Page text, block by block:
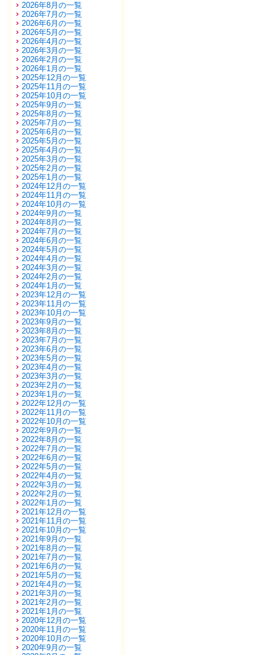
2026年8月の一覧
2026年7月の一覧
2026年6月の一覧
2026年5月の一覧
2026年4月の一覧
2026年3月の一覧
2026年2月の一覧
2026年1月の一覧
2025年12月の一覧
2025年11月の一覧
2025年10月の一覧
2025年9月の一覧
2025年8月の一覧
2025年7月の一覧
2025年6月の一覧
2025年5月の一覧
2025年4月の一覧
2025年3月の一覧
2025年2月の一覧
2025年1月の一覧
2024年12月の一覧
2024年11月の一覧
2024年10月の一覧
2024年9月の一覧
2024年8月の一覧
2024年7月の一覧
2024年6月の一覧
2024年5月の一覧
2024年4月の一覧
2024年3月の一覧
2024年2月の一覧
2024年1月の一覧
2023年12月の一覧
2023年11月の一覧
2023年10月の一覧
2023年9月の一覧
2023年8月の一覧
2023年7月の一覧
2023年6月の一覧
2023年5月の一覧
2023年4月の一覧
2023年3月の一覧
2023年2月の一覧
2023年1月の一覧
2022年12月の一覧
2022年11月の一覧
2022年10月の一覧
2022年9月の一覧
2022年8月の一覧
2022年7月の一覧
2022年6月の一覧
2022年5月の一覧
2022年4月の一覧
2022年3月の一覧
2022年2月の一覧
2022年1月の一覧
2021年12月の一覧
2021年11月の一覧
2021年10月の一覧
2021年9月の一覧
2021年8月の一覧
2021年7月の一覧
2021年6月の一覧
2021年5月の一覧
2021年4月の一覧
2021年3月の一覧
2021年2月の一覧
2021年1月の一覧
2020年12月の一覧
2020年11月の一覧
2020年10月の一覧
2020年9月の一覧